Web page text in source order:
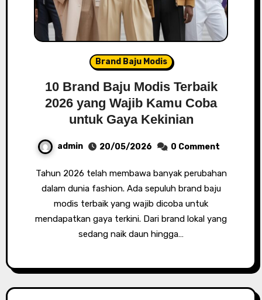
Brand Baju Modis
10 Brand Baju Modis Terbaik
2026 yang Wajib Kamu Coba
untuk Gaya Kekinian
admin 20/05/2026 0 Comment
Tahun 2026 telah membawa banyak perubahan
dalam dunia fashion. Ada sepuluh brand baju
modis terbaik yang wajib dicoba untuk
mendapatkan gaya terkini. Dari brand lokal yang
sedang naik daun hingga…